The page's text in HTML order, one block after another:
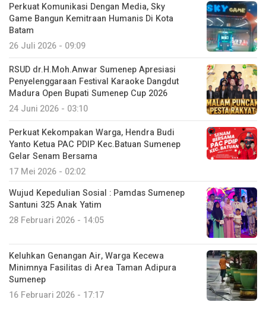
Perkuat Komunikasi Dengan Media, Sky
Game Bangun Kemitraan Humanis Di Kota
Batam
26 Juli 2026 - 09:09
RSUD dr.H.Moh.Anwar Sumenep Apresiasi
Penyelenggaraan Festival Karaoke Dangdut
Madura Open Bupati Sumenep Cup 2026
24 Juni 2026 - 03:10
Perkuat Kekompakan Warga, Hendra Budi
Yanto Ketua PAC PDIP Kec.Batuan Sumenep
Gelar Senam Bersama
17 Mei 2026 - 02:02
Wujud Kepedulian Sosial : Pamdas Sumenep
Santuni 325 Anak Yatim
28 Februari 2026 - 14:05
Keluhkan Genangan Air, Warga Kecewa
Minimnya Fasilitas di Area Taman Adipura
Sumenep
16 Februari 2026 - 17:17